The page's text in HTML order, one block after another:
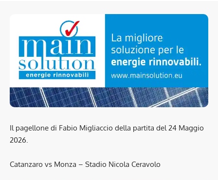
Il pagellone di Fabio Migliaccio della partita del 24 Maggio
2026.
Catanzaro vs Monza – Stadio Nicola Ceravolo